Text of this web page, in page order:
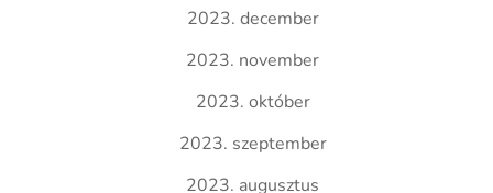
2023. december
2023. november
2023. október
2023. szeptember
2023. augusztus